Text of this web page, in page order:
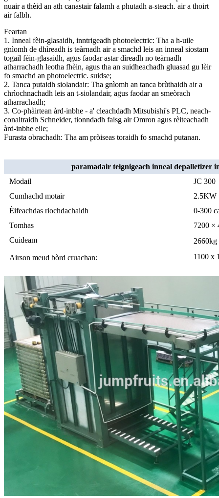
nuair a thèid an ath canastair falamh a phutadh a-steach. air a thoirt
air falbh.
Feartan
1. Inneal fèin-glasaidh, inntrigeadh photoelectric: Tha a h-uile
gnìomh de dhìreadh is teàrnadh air a smachd leis an inneal siostam
togail fèin-glasaidh, agus faodar astar dìreadh no teàrnadh
atharrachadh leotha fhèin, agus tha an suidheachadh gluasad gu lèir
fo smachd an photoelectric. suidse;
2. Tanca putaidh siolandair: Tha gnìomh an tanca brùthaidh air a
chrìochnachadh leis an t-siolandair, agus faodar an smeòrach
atharrachadh;
3. Co-phàirtean àrd-inbhe - a' cleachdadh Mitsubishi's PLC, neach-
conaltraidh Schneider, tionndadh faisg air Omron agus rèiteachadh
àrd-inbhe eile;
Furasta obrachadh: Tha am pròiseas toraidh fo smachd putanan.
paramadair teignigeach inneal depalletizer
Modail
JC 300
Cumhachd motair
2.5KW
Èifeachdas riochdachaidh
0-300
Tomhas
7200 ×
Cuideam
2660kg
Airson meud bòrd cruachan:
1100 x